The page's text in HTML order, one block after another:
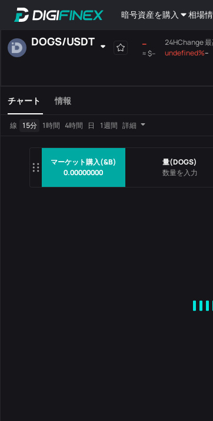
暗号資産を購入 相場
マーケット購入(&B)
0.00000000
量(DOGS)
DOGS/USDT --
≈$--
24HChange
undefined%--
全てメインボード
取引ペア
チャート 情報
線 15分 1時間 4時間 日 1週間 詳細